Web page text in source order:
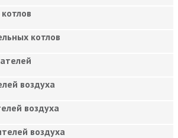
котлов
воздуха
воздуха
воздуха